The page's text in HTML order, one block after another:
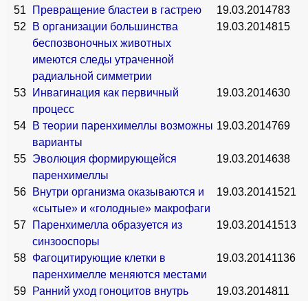
51 Превращение бластеи в гастрею 19.03.2014783
52
В организации большинства
беспозвоночных животных
имеются следы утраченной
радиальной симметрии
19.03.2014815
53
Инвагинация как первичный
процесс
19.03.2014630
54
В теории паренхимеллы возможны
варианты
19.03.2014769
55 Эволюция формирующейся
паренхимеллы
19.03.2014638
56
Внутри организма оказываются и
«сытые» и «голодные» макрофаги
19.03.20141521
57
Паренхимелла образуется из
синзооспоры
19.03.20141513
58 Фагоцитирующие клетки в
паренхимелле меняются местами
19.03.20141136
59
Ранний уход гоноцитов внутрь
19.03.2014811